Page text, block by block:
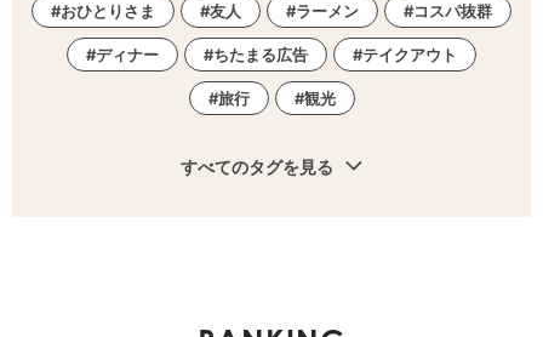
おひとりさま 友人 ラーメン コスパ抜群
ディナー ちたまる広告 テイクアウト
旅行 観光
すべてのタグを見る